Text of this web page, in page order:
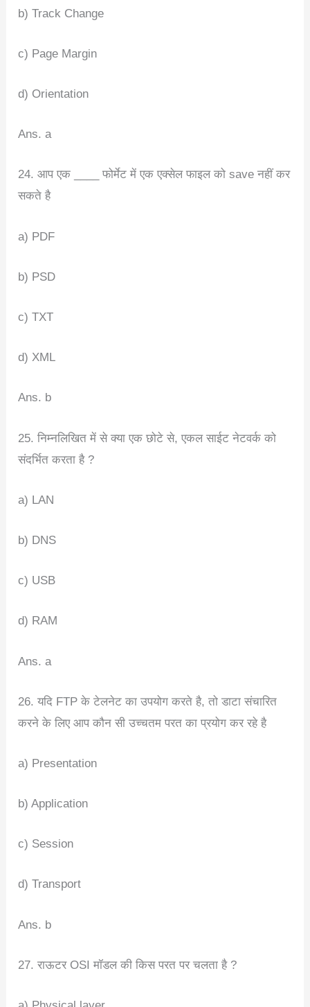
b) Track Change
c) Page Margin
d) Orientation
Ans. a
24. आप एक ____ फोर्मेट में एक एक्सेल फाइल को save नहीं कर
सकते है
a) PDF
b) PSD
c) TXT
d) XML
Ans. b
25. निम्नलिखित में से क्या एक छोटे से, एकल साईट नेटवर्क को
संदर्भित करता है ?
a) LAN
b) DNS
c) USB
d) RAM
Ans. a
26. यदि FTP के टेलनेट का उपयोग करते है, तो डाटा संचारित
करने के लिए आप कौन सी उच्चतम परत का प्रयोग कर रहे है
a) Presentation
b) Application
c) Session
d) Transport
Ans. b
27. राऊटर OSI मॉडल की किस परत पर चलता है ?